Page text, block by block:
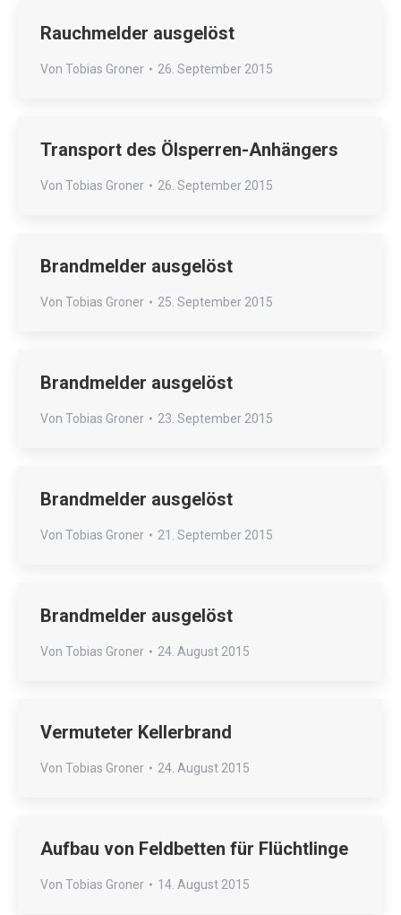
Rauchmelder ausgelöst
Von Tobias Groner 26. September 2015
Transport des Ölsperren-Anhängers
Von Tobias Groner 26. September 2015
Brandmelder ausgelöst
Von Tobias Groner 25. September 2015
Brandmelder ausgelöst
Von Tobias Groner 23. September 2015
Brandmelder ausgelöst
Von Tobias Groner 21. September 2015
Brandmelder ausgelöst
Von Tobias Groner 24. August 2015
Vermuteter Kellerbrand
Von Tobias Groner 24. August 2015
Aufbau von Feldbetten für Flüchtlinge
Von Tobias Groner 14. August 2015